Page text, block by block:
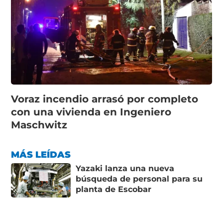
Voraz incendio arrasó por completo
con una vivienda en Ingeniero
Maschwitz
MÁS LEÍDAS
Yazaki lanza una nueva
búsqueda de personal para su
planta de Escobar